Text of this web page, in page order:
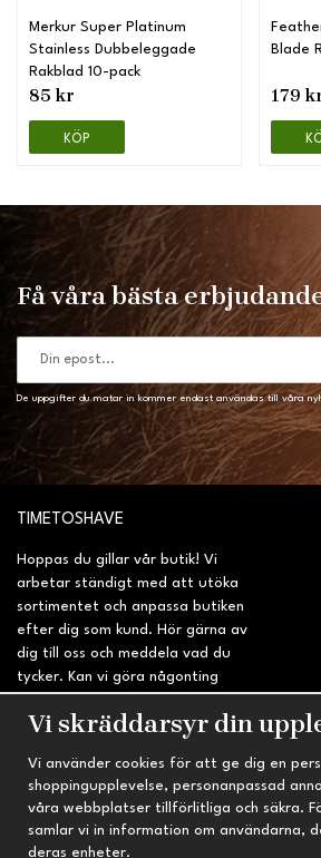
Merkur Super Platinum
Stainless Dubbeleggade
Rakblad 10-pack
85 kr
KÖP
Blade
179
Få våra bästa
De uppgifter du matar in kommer endast användas till våra
TIMETOSHAVE
Hoppas du gillar vår butik! Vi
arbetar ständigt med att utöka
sortimentet och anpassa butiken
efter dig som kund. Hör gärna av
dig till oss och meddela vad du
tycker. Kan vi göra någonting
sidan?
INFORMATION
Om oss
Nyheter
TRYGG HANDEL
Fri frakt vid köp över
Vi skräddarsyr din
Vi använder cookies för att ge dig en
shoppingupplevelse, personanpassad
våra webbplatser tillförlitliga och säkra.
samlar vi in information om användarna,
deras enheter.